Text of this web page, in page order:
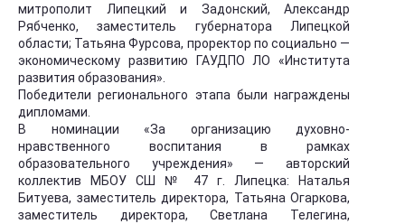
митрополит Липецкий и Задонский, Александр
Рябченко, заместитель губернатора Липецкой
области; Татьяна Фурсова, проректор по социально —
экономическому развитию ГАУДПО ЛО «Института
развития образования».
Победители регионального этапа были награждены
дипломами.
В номинации «За организацию духовно-
нравственного воспитания в рамках
образовательного учреждения» — авторский
коллектив МБОУ СШ № 47 г. Липецка: Наталья
Битуева, заместитель директора, Татьяна Огаркова,
заместитель директора, Светлана Телегина,